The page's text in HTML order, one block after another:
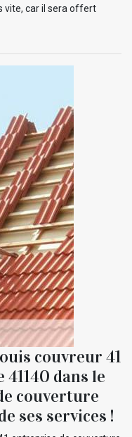
vite, car il sera offert
couvreur 41
dans le
couverture
ses services !